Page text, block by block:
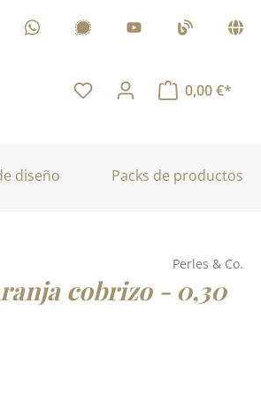
0,00 €*
diseño Packs de productos
Perles & Co.
cobrizo - 0,30